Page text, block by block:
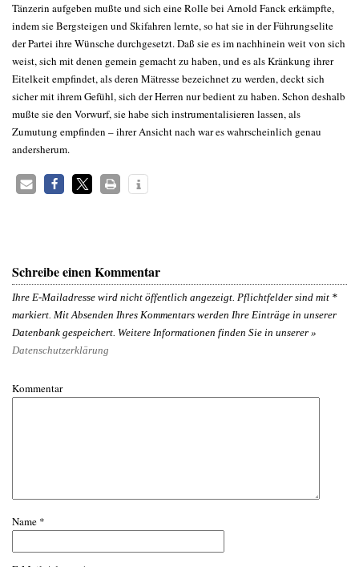
Tänzerin aufgeben mußte und sich eine Rolle bei Arnold Fanck erkämpfte,
indem sie Bergsteigen und Skifahren lernte, so hat sie in der Führungselite
der Partei ihre Wünsche durchgesetzt. Daß sie es im nachhinein weit von sich
weist, sich mit denen gemein gemacht zu haben, und es als Kränkung ihrer
Eitelkeit empfindet, als deren Mätresse bezeichnet zu werden, deckt sich
sicher mit ihrem Gefühl, sich der Herren nur bedient zu haben. Schon deshalb
mußte sie den Vorwurf, sie habe sich instrumentalisieren lassen, als
Zumutung empfinden – ihrer Ansicht nach war es wahrscheinlich genau
andersherum.
Schreibe einen Kommentar
Ihre E-Mailadresse wird nicht öffentlich angezeigt. Pflichtfelder sind mit *
markiert. Mit Absenden Ihres Kommentars werden Ihre Einträge in unserer
Datenbank gespeichert. Weitere Informationen finden Sie in unserer »
Datenschutzerklärung
Kommentar
Name *